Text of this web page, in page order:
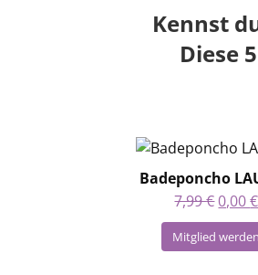
Kennst
Diese
Badeponcho
7,99€
Preis
war:
0,00€
Mitglied werden